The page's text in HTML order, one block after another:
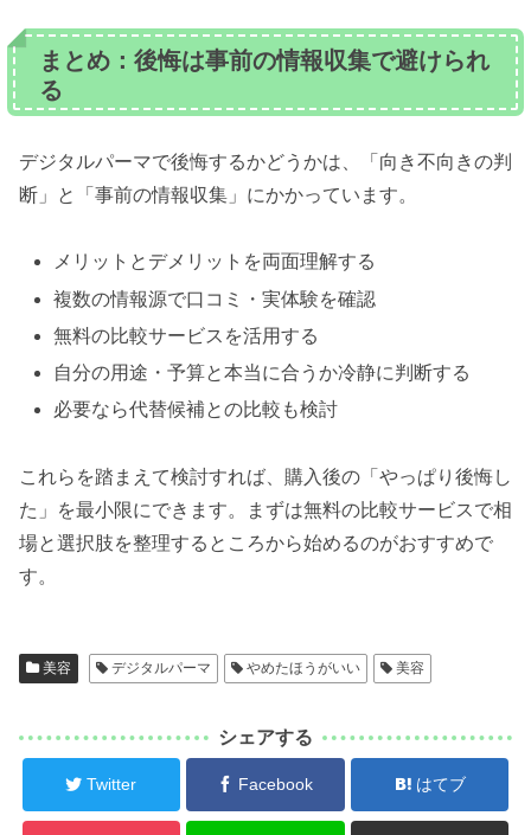
まとめ：後悔は事前の情報収集で避けられ
る
デジタルパーマで後悔するかどうかは、「向き不向きの判
断」と「事前の情報収集」にかかっています。
メリットとデメリットを両面理解する
複数の情報源で口コミ・実体験を確認
無料の比較サービスを活用する
自分の用途・予算と本当に合うか冷静に判断する
必要なら代替候補との比較も検討
これらを踏まえて検討すれば、購入後の「やっぱり後悔し
た」を最小限にできます。まずは無料の比較サービスで相
場と選択肢を整理するところから始めるのがおすすめで
す。
美容 デジタルパーマ やめたほうがいい 美容
シェアする
Twitter Facebook はてブ